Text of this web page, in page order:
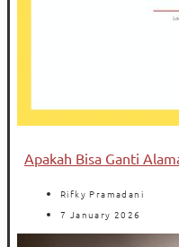
Apakah Bisa Ganti
Rifky Pramadani
7 January 2026